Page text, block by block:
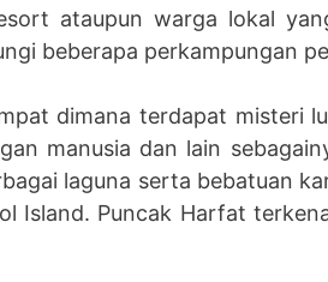
ataupun warga lokal
beberapa perkampungan
dimana terdapat misteri
manusia dan lain
laguna serta bebatuan
Island. Puncak Harfat